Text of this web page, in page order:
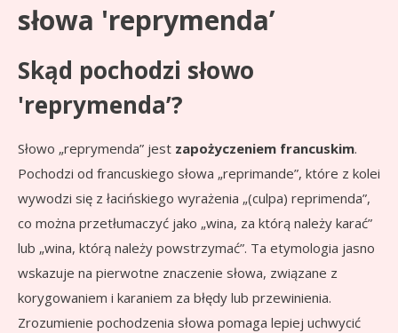
słowa 'reprymenda’
Skąd pochodzi słowo
'reprymenda’?
Słowo „reprymenda” jest zapożyczeniem francuskim.
Pochodzi od francuskiego słowa „reprimande”, które z kolei
wywodzi się z łacińskiego wyrażenia „(culpa) reprimenda”,
co można przetłumaczyć jako „wina, za którą należy karać”
lub „wina, którą należy powstrzymać”. Ta etymologia jasno
wskazuje na pierwotne znaczenie słowa, związane z
korygowaniem i karaniem za błędy lub przewinienia.
Zrozumienie pochodzenia słowa pomaga lepiej uchwycić